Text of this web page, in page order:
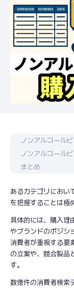
あるカテゴリにおい
を把握することは極
具体的には、購入理
やブランドのポジシ
消費者が重視する要
の立案や、競合製品
す。
数億件の消費者検索
ノンアルコール
ノンアルコール
まとめ